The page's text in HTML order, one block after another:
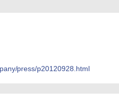
press/p20120928.html